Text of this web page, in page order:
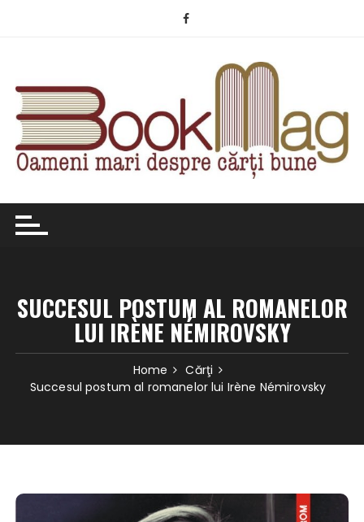
SUCCESUL POSTUM AL ROMANELOR
LUI IRÈNE NÉMIROVSKY
Home
Cărţi
Succesul postum al romanelor lui Irène Némirovsky